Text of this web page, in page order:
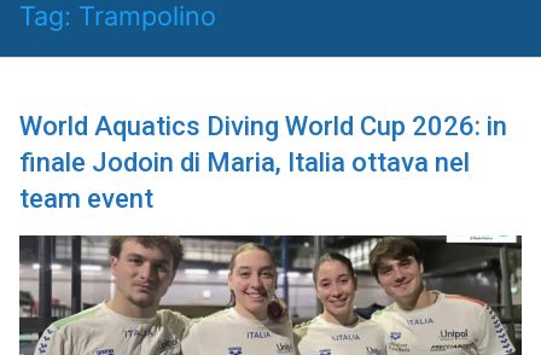
Tag: Trampolino
World Aquatics Diving World Cup 2026: in
finale Jodoin di Maria, Italia ottava nel
team event